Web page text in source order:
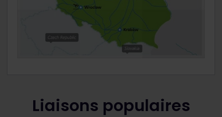
Liaisons populaires